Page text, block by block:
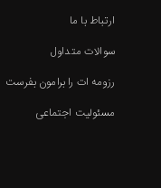
ارتباط با ما
سوالات متداول
رزومه ات را برامون بفرست
مسئولیت اجتماعی